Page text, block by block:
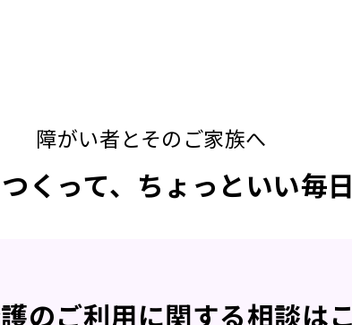
障がい者とそのご家族へ
くって、ちょっといい毎
のご利用に関する相談は